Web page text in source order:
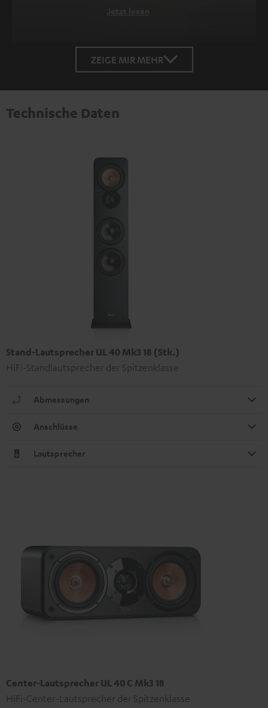
ZEIGE MIR MEHR
Technische Daten
Stand-Lautsprecher UL 40 Mk3 18 (Stk.)
HiFi-Standlautsprecher der Spitzenklasse
Abmessungen
Anschlüsse
Lautsprecher
Center-Lautsprecher UL 40 C Mk3 18
HiFi-Center-Lautsprecher der Spitzenklasse